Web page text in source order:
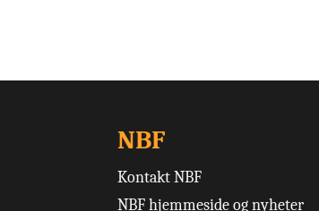
NBF
Kontakt NBF
NBF hjemmeside og nyheter